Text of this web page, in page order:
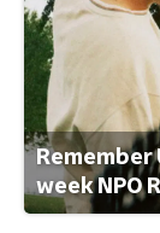
Remember
week NPO